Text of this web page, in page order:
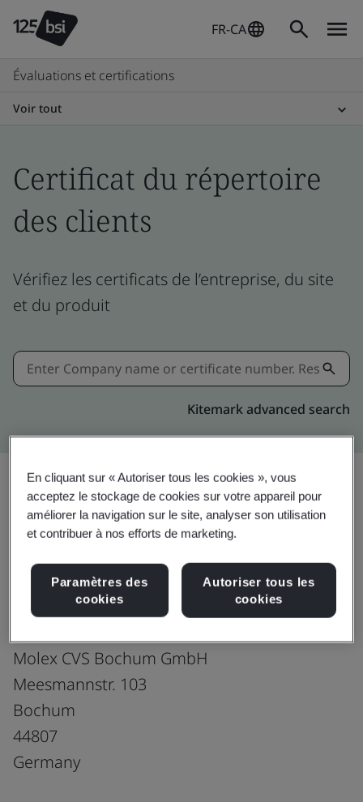
FR-CA
Évaluations et certifications
Voir tout
Certificat du répertoire
des clients
Vérifiez les certificats de l’entreprise, du site
et du produit
Kitemark advanced search
Partager: Download
ISO 50001:2018
Molex CVS Bochum GmbH
Meesmannstr. 103
Bochum
44807
Germany
En cliquant sur « Autoriser tous les cookies », vous
acceptez le stockage de cookies sur votre appareil pour
améliorer la navigation sur le site, analyser son utilisation
et contribuer à nos efforts de marketing.
Paramètres des
cookies
Autoriser tous les
cookies